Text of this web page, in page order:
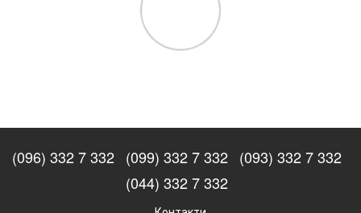
(096) 332 7 332 (099) 332 7 332 (093) 332 7 332
(044) 332 7 332